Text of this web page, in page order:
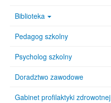
Biblioteka
Pedagog szkolny
Psycholog szkolny
Doradztwo zawodowe
Gabinet profilaktyki zdrowotnej